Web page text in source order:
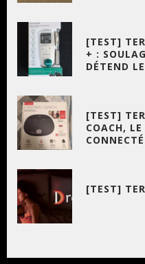
[TEST]
+ :
DÉTEND
[TEST]
COACH, LE
[TEST]